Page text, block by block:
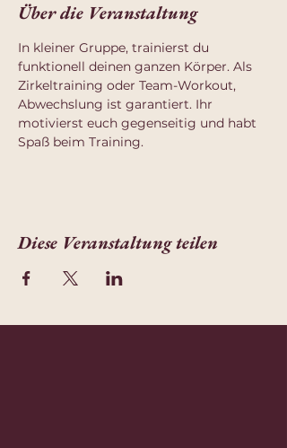
Über die Veranstaltung
In kleiner Gruppe, trainierst du
funktionell deinen ganzen Körper. Als
Zirkeltraining oder Team-Workout,
Abwechslung ist garantiert. Ihr
motivierst euch gegenseitig und habt
Spaß beim Training.
Diese Veranstaltung teilen